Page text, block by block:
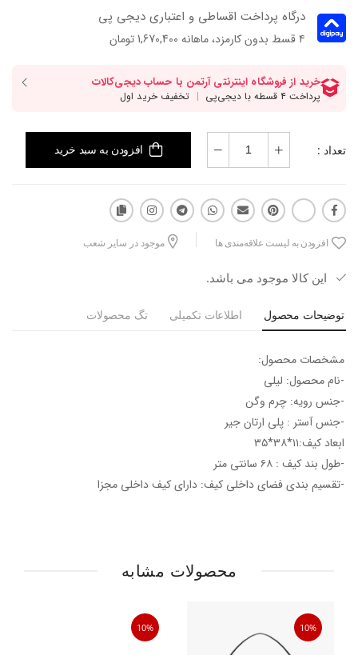
درگاه پرداخت اقساطی و اعتباری دیجی پی
۴ قسط بدون کارمزد، ماهانه 1,670,400 تومان
تعداد : افزودن به سبد خرید
افزودن به لیست علاقه‌مندی ها موجود در سایر شعب
این کالا موجود می باشد.
توضیحات محصول اطلاعات تکمیلی تگ محصولات
مشخصات محصول:
-نام محصول: لیلی
-جنس رویه: چرم وگن
-جنس آستر : پلی ارتان جیر
ابعاد کیف:۱۱*۳۸*۳۵
-طول بند کیف : ۶۸ سانتی متر
-تقسیم بندی فضای داخلی کیف: دارای کیف داخلی مجزا
محصولات مشابه
10%
10%